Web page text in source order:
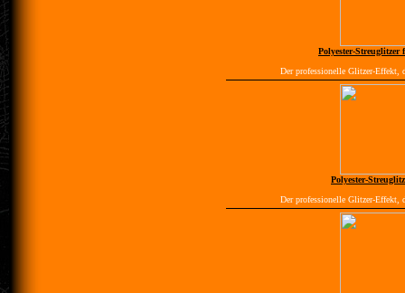
Polyester-Streuglitzer
Der professionelle Glitzer-Effekt,
Polyester-
Der professionelle Glitzer-Effekt,